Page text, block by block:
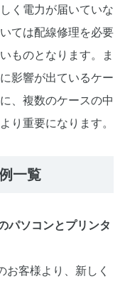
く電力が届いていな
ては配線修理を必要
ものとなります。ま
影響が出ているケー
、複数のケースの中
り重要になります。
一覧
パソコンとプリンタ
客様より、新しく